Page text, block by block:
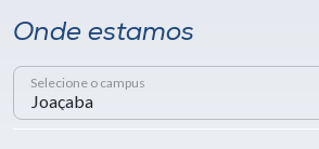
Onde estamos
Selecione o campus